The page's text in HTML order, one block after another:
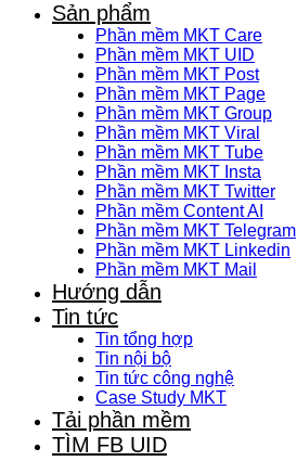
Sản phẩm
Phần mềm MKT Care
Phần mềm MKT UID
Phần mềm MKT Post
Phần mềm MKT Page
Phần mềm MKT Group
Phần mềm MKT Viral
Phần mềm MKT Tube
Phần mềm MKT Insta
Phần mềm MKT Twitter
Phần mềm Content AI
Phần mềm MKT Telegram
Phần mềm MKT Linkedin
Phần mềm MKT Mail
Hướng dẫn
Tin tức
Tin tổng hợp
Tin nội bộ
Tin tức công nghệ
Case Study MKT
Tải phần mềm
TÌM FB UID